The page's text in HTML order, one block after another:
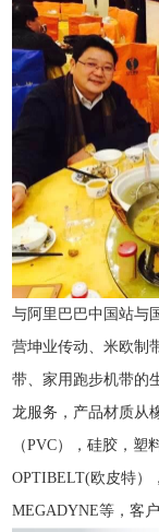
与阿里巴巴中国站与
营坤业传动、米欧制
带、家用跑步机带的
龙服务， 产品材质从
（PVC），硅胶，
OPTIBELT(欧皮特）
MEGADYNE等，客